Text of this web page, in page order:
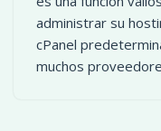
administrar su
cPanel
muchos